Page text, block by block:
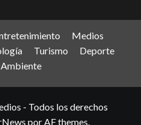
Medios
Turismo
Deporte
- Todos los derechos
por AF themes.